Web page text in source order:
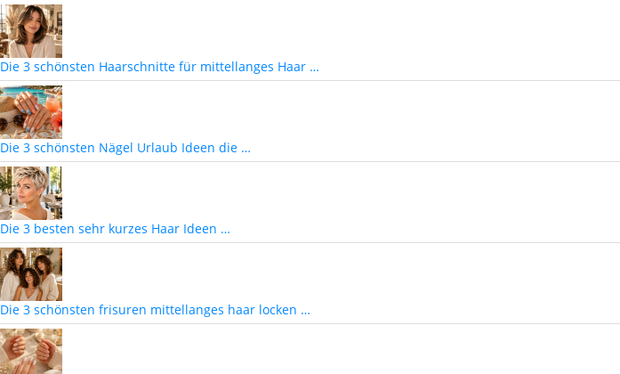
Die 3 schönsten Haarschnitte für mittellanges Haar …
Die 3 schönsten Nägel Urlaub Ideen die …
Die 3 besten sehr kurzes Haar Ideen …
Die 3 schönsten frisuren mittellanges haar locken …